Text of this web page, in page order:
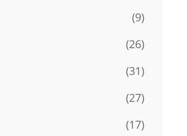
(9)
(26)
(31)
(27)
(17)